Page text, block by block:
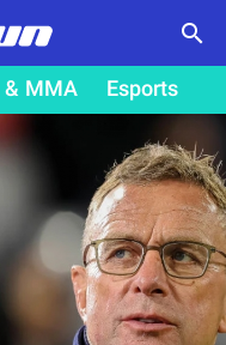
search
MMA Esports